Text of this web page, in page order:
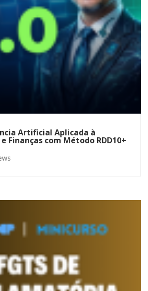
Artificial Aplicada à
Finanças com Método RDD10+